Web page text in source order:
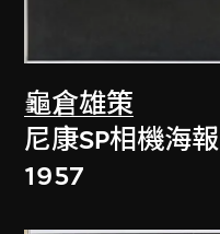
龜倉雄策
尼康SP相機海報
1957